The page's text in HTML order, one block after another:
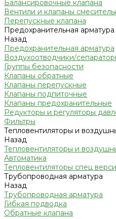
Балансировочные клапана
Вентили и клапаны
Перепускные клапана
Предохранительная арматура
Назад
Предохранительная арматура
Воздухоотводчики/
Группы безопасности
Клапаны обратные
Клапаны перепускные
Клапаны подпиточные
Клапаны предохранительные
Редукторы и регуляторы
Фильтры
Тепловентиляторы и
Назад
Тепловентиляторы и
Автоматика
Тепловентиляторы спец
Трубопроводная арматура
Назад
Трубопроводная арматура
Гибкая подводка
Обратные клапана